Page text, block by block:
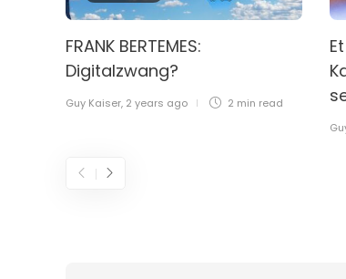
FRANK BERTEMES:
Digitalzwang?
Guy Kaiser, 2 years ago 2 min read